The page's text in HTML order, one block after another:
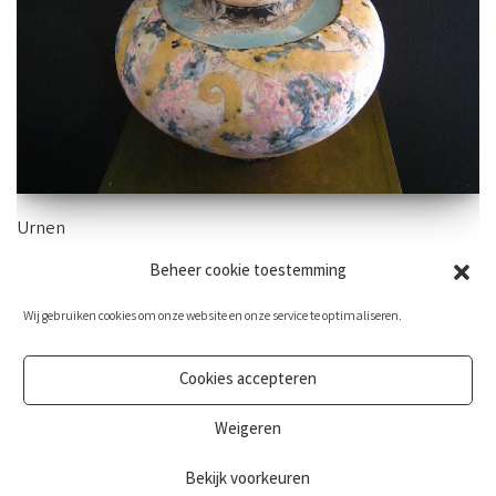
Beheer cookie toestemming
Wij gebruiken cookies om onze website en onze service te optimaliseren.
Cookies accepteren
Weigeren
Bekijk voorkeuren
Urnen